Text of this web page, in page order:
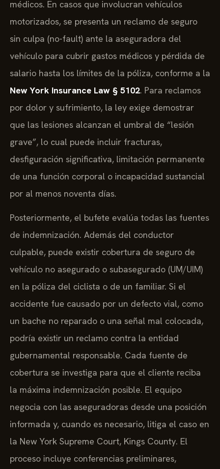
médicos. En casos que involucran vehículos
motorizados, se presenta un reclamo de seguro
sin culpa (no-fault) ante la aseguradora del
vehículo para cubrir gastos médicos y pérdida de
salario hasta los límites de la póliza, conforme a la
New York Insurance Law § 5102. Para reclamos
por dolor y sufrimiento, la ley exige demostrar
que las lesiones alcanzan el umbral de “lesión
grave”, lo cual puede incluir fracturas,
desfiguración significativa, limitación permanente
de una función corporal o incapacidad sustancial
por al menos noventa días.
Posteriormente, el bufete evalúa todas las fuentes
de indemnización. Además del conductor
culpable, puede existir cobertura de seguro de
vehículo no asegurado o subasegurado (UM/UIM)
en la póliza del ciclista o de un familiar. Si el
accidente fue causado por un defecto vial, como
un bache no reparado o una señal mal colocada,
podría existir un reclamo contra la entidad
gubernamental responsable. Cada fuente de
cobertura se investiga para que el cliente reciba
la máxima indemnización posible. El equipo
negocia con las aseguradoras desde una posición
informada y, cuando es necesario, litiga el caso en
la New York Supreme Court, Kings County. El
proceso incluye conferencias preliminares,